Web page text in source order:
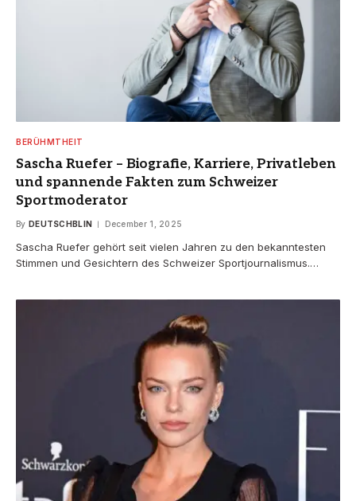
BERÜHMTHEIT
Sascha Ruefer – Biografie, Karriere, Privatleben
und spannende Fakten zum Schweizer
Sportmoderator
By DEUTSCHBLIN December 1, 2025
Sascha Ruefer gehört seit vielen Jahren zu den bekanntesten
Stimmen und Gesichtern des Schweizer Sportjournalismus.…